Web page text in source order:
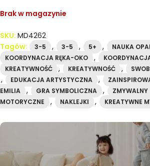
Brak w magazynie
SKU: MD4262
Tagów:
3-5 , 3-5 , 5+ , NAUKA
KOORDYNACJA RĘKA-OKO ,
KREATYWNOŚĆ , KREATYWNOŚĆ ,
, EDUKACJA ARTYSTYCZNA ,
EMILIA
, GRA SYMBOLICZNA , ZMYWALNY
MOTORYCZNE
, NAKLEJKI , KREATYWNE